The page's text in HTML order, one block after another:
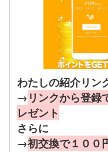
わたしの紹介リン
→ リンクから登録
レゼント
さらに
→初交換で１００